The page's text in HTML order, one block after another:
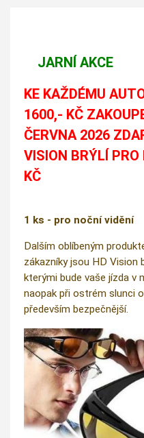
JARNÍ AKCE
KE KAŽDÉMU
1600,- KČ
ČERVNA 2026
VISION BRÝLÍ PRO
KČ
1 ks - pro noční vidění
Dalším oblíbeným
zákazníky jsou HD Vision
kterými bude vaše jízda v
naopak při ostrém slunci
především bezpečnější.